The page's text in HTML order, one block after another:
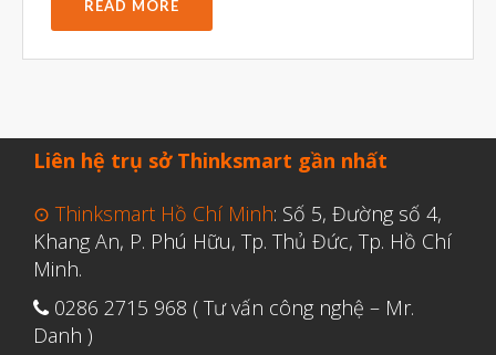
READ MORE
Liên hệ trụ sở Thinksmart gần nhất
⊙ Thinksmart Hồ Chí Minh: Số 5, Đường số 4,
Khang An, P. Phú Hữu, Tp. Thủ Đức, Tp. Hồ Chí
Minh.
0286 2715 968 ( Tư vấn công nghệ – Mr.
Danh )